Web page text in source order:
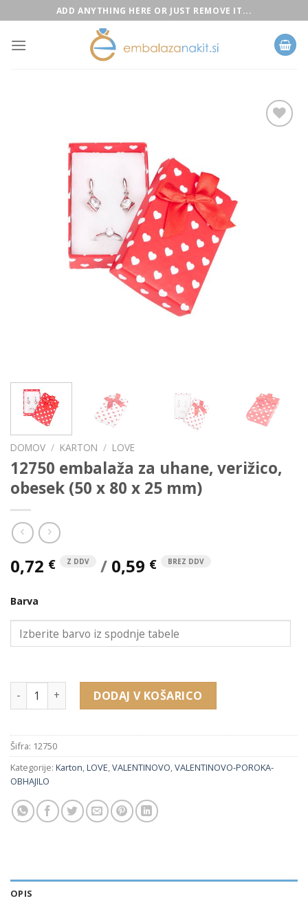
to
content
ADD ANYTHING HERE OR JUST REMOVE IT...
DOMOV / KARTON / LOVE
12750 embalaža za uhane, verižico,
obesek (50 x 80 x 25 mm)
0,72 € Z DDV / 0,59 € BREZ DDV
Barva
12750 embalaža za uhane, verižico, obesek (50 x 80 x 25
DODAJ V KOŠARICO
Šifra: 12750
Kategorije: Karton LOVE VALENTINOVO VALENTINOVO-POROKA-
OBHAJILO
OPIS